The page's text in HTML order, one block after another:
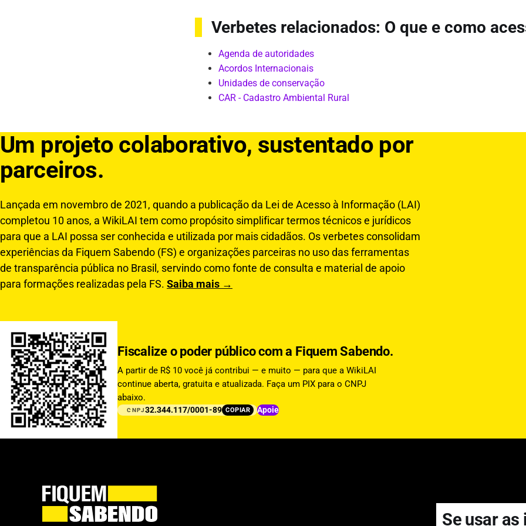
Verbetes relacionados: O que e como
Agenda de autoridades
Acordos Internacionais
Unidades de conservação
CAR - Cadastro Ambiental Rural
Um projeto colaborativo, sustentado por
parceiros.
Lançada em novembro de 2021, quando a publicação da Lei de Acesso à Informação (LAI)
completou 10 anos, a WikiLAI tem como propósito simplificar termos técnicos e jurídicos
para que a LAI possa ser conhecida e utilizada por mais cidadãos. Os verbetes consolidam
experiências da Fiquem Sabendo (FS) e organizações parceiras no uso das ferramentas
de transparência pública no Brasil, servindo como fonte de consulta e material de apoio
para formações realizadas pela FS. Saiba mais →
Fiscalize o poder público com a Fiquem Sabendo.
A partir de R$ 10 você já contribui — e muito — para que a WikiLAI
continue aberta, gratuita e atualizada. Faça um PIX para o CNPJ
abaixo.
CNPJ32.344.117/0001-89 COPIAR Apoie
Se usar